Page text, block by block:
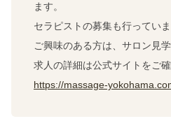
ます。
セラピストの募集も行っていま
ご興味のある方は、サロン見学
求人の詳細は公式サイトをご確
https://massage-